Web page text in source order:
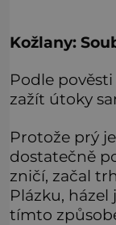
Kožlany:
Podle
zažít útoky
Protože prý
dostatečně
zničí, začal
Plázku,
tímto